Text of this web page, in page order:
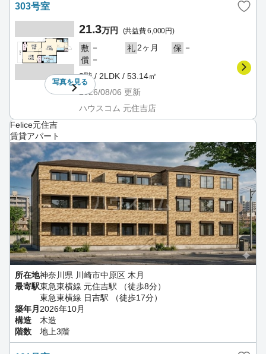
303号室
写真を見る
21.3万円 (共益費 6,000円)
敷 － 礼 2ヶ月 保 －
償 －
3階 / 2LDK / 53.14㎡
2026/08/06 更新
ハウスコム 元住吉店
Felice元住吉
賃貸アパート
所在地神奈川県 川崎市中原区 木月
最寄駅東急東横線 元住吉駅 （徒歩8分）
東急東横線 日吉駅 （徒歩17分）
築年月 2026年10月
構造
木造
階数
地上3階